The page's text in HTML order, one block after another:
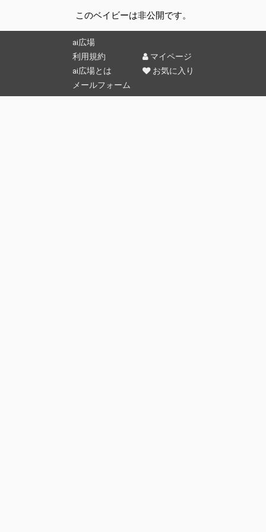
このベイビーは非公開です。
ai広場
利用規約
ai広場とは
メールフォーム
マイページ
お気に入り